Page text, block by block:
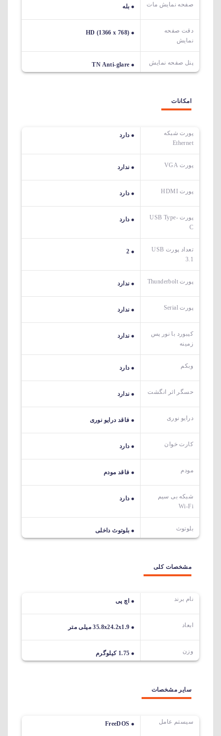
صفحه نمایش مات بله
دقت صفحه
نمایش
HD (1366 x 768)
پنل صفحه نمایش TN Anti-glare
امکانات
پورت شبکه
Ethernet
دارد
پورت VGA ندارد
پورت HDMI دارد
پورت USB Type-
C
دارد
تعداد پورت USB
3.1
2
پورت Thunderbolt ندارد
پورت Serial ندارد
کیبورد با نور پس
زمینه
ندارد
وبکم دارد
حسگر اثر انگشت ندارد
درایو نوری فاقد درایو نوری
کارت خوان دارد
مودم فاقد مودم
شبکه بی سیم
Wi-Fi
دارد
بلوتوث بلوتوث داخلی
مشخصات کلی
نام برند اچ پی
ابعاد 35.8x24.2x1.9 میلی متر
وزن 1.75 کیلوگرم
سایر مشخصات
سیستم عامل FreeDOS